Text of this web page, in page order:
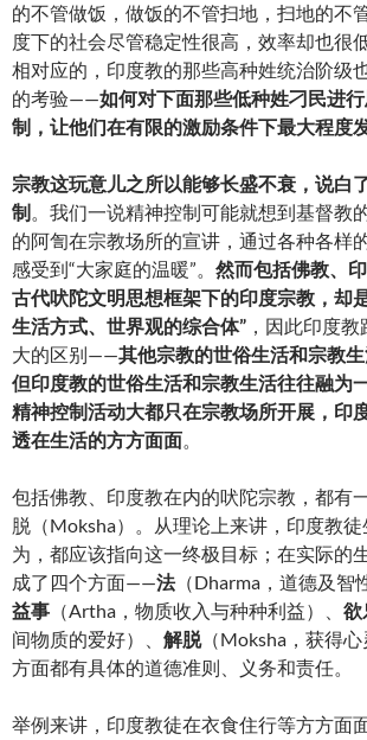
的不管做饭，做饭的不管扫地，扫地的不
度下的社会尽管稳定性很高，效率却也很低
相对应的，印度教的那些高种姓统治阶级
的考验——如何对下面那些低种姓刁民进
制，让他们在有限的激励条件下最大程度
宗教这玩意儿之所以能够长盛不衰，说白
制。我们一说精神控制可能就想到基督教
的阿訇在宗教场所的宣讲，通过各种各样
感受到“大家庭的温暖”。 然而包括佛教、
古代吠陀文明思想框架下的印度宗教，却
生活方式、世界观的综合体” ，因此印度
大的区别——其他宗教的世俗生活和宗教
但印度教的世俗生活和宗教生活往往融为
精神控制活动大都只在宗教场所开展，印
透在生活的方方面面。
包括佛教、印度教在内的吠陀宗教，都有
脱（Moksha）。从理论上来讲，印度教
为，都应该指向这一终极目标；在实际的
成了四个方面——法（Dharma，道德及智
益事 （Artha，物质收入与种种利益）、 欲
间物质的爱好）、 解脱（Moksha，获得
方面都有具体的道德准则、义务和责任。
举例来讲，印度教徒在衣食住行等方方面